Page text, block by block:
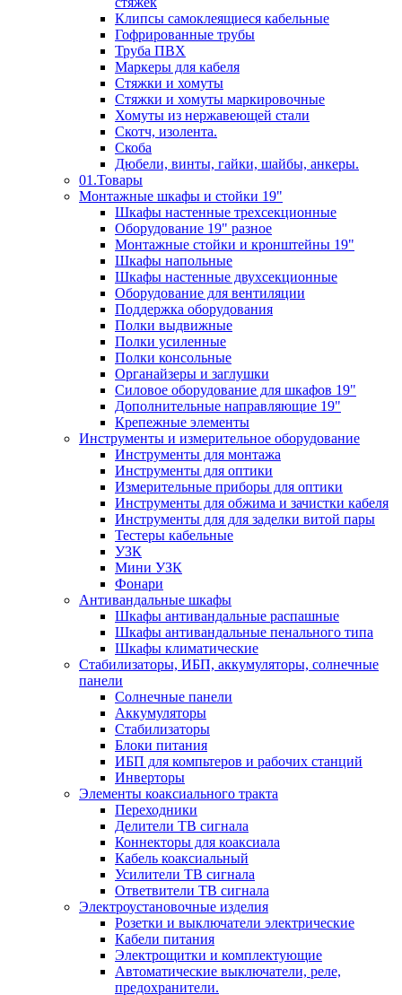
Клипсы самоклеящиеся кабельные
Гофрированные трубы
Труба ПВХ
Маркеры для кабеля
Стяжки и хомуты
Стяжки и хомуты маркировочные
Хомуты из нержавеющей стали
Скотч, изолента.
Скоба
Дюбели, винты, гайки, шайбы, анкеры.
01.Товары
Монтажные шкафы и стойки 19"
Шкафы настенные трехсекционные
Оборудование 19" разное
Монтажные стойки и кронштейны 19"
Шкафы напольные
Шкафы настенные двухсекционные
Оборудование для вентиляции
Поддержка оборудования
Полки выдвижные
Полки усиленные
Полки консольные
Органайзеры и заглушки
Силовое оборудование для шкафов 19"
Дополнительные направляющие 19"
Крепежные элементы
Инструменты и измерительное оборудование
Инструменты для монтажа
Инструменты для оптики
Измерительные приборы для оптики
Инструменты для обжима и зачистки кабеля
Инструменты для для заделки витой пары
Тестеры кабельные
УЗК
Мини УЗК
Фонари
Антивандальные шкафы
Шкафы антивандальные распашные
Шкафы антивандальные пенального типа
Шкафы климатические
Стабилизаторы, ИБП, аккумуляторы, солнечные
панели
Солнечные панели
Аккумуляторы
Стабилизаторы
Блоки питания
ИБП для компьтеров и рабочих станций
Инверторы
Элементы коаксиального тракта
Переходники
Делители ТВ сигнала
Коннекторы для коаксиала
Кабель коаксиальный
Усилители ТВ сигнала
Ответвители ТВ сигнала
Электроустановочные изделия
Розетки и выключатели электрические
Кабели питания
Электрощитки и комплектующие
Автоматические выключатели, реле,
предохранители.